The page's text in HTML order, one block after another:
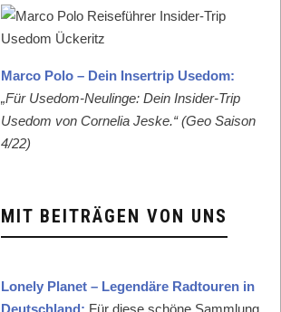
Mar­co Polo – Dein Inser­trip Use­dom:
„Für Use­dom-Neulinge: Dein Insid­er-Trip
Use­dom von Cor­nelia Jeske.“ (Geo Sai­son
4/22)
MIT BEITRÄGEN VON UNS
Lone­ly Plan­et – Leg­endäre Rad­touren in
Deutsch­land: Für diese schöne Samm­lung